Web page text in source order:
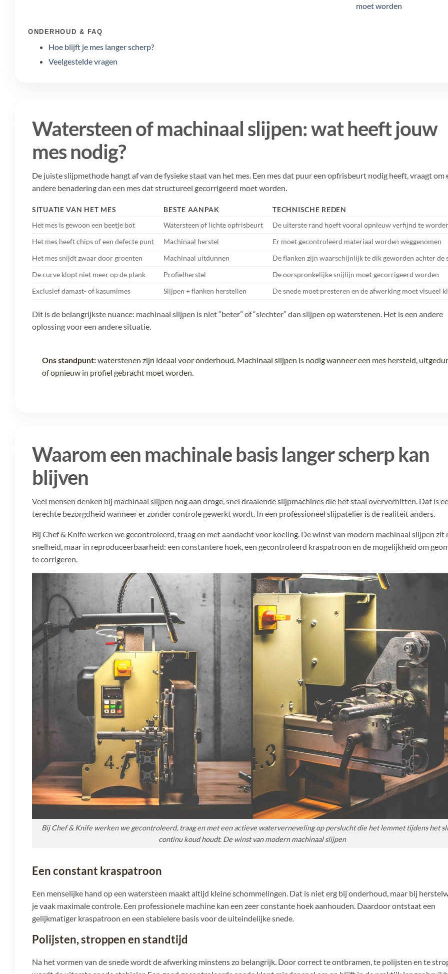
moet worden
ONDERHOUD & FAQ
Hoe blijft je mes langer scherp?
Veelgestelde vragen
Watersteen of machinaal slijpen: wat heeft jouw
mes nodig?
De juiste slijpmethode hangt af van de fysieke staat van het mes. Een mes dat puur een opfrisbeurt nodig heeft, vraagt om
andere benadering dan een mes dat structureel gecorrigeerd moet worden.
SITUATIE VAN HET MES BESTE AANPAK
TECHNISCHE REDEN
Het mes is gewoon een beetje bot
Watersteen of lichte opfrisbeurt
De uiterste rand hoeft vooral opnieuw verfijnd te
Het mes heeft chips of een defecte punt
Machinaal herstel
Er moet gecontroleerd materiaal worden weggenomen
Het mes snijdt zwaar door groenten
Machinaal uitdunnen
De flanken zijn waarschijnlijk te dik geworden achter de
De curve klopt niet meer op de plank
Profielherstel
De oorspronkelijke snijlijn moet gecorrigeerd worden
Exclusief damast- of kasumimes
Slijpen + flanken herstellen De snede moet presteren en de afwerking moet visueel
Dit is de belangrijkste nuance: machinaal slijpen is niet “beter” of “slechter” dan slijpen op waterstenen. Het is een andere
oplossing voor een andere situatie.
Ons standpunt:waterstenen zijn ideaal voor onderhoud. Machinaal slijpen is nodig wanneer een mes hersteld,
of opnieuw in profiel gebracht moet worden.
Waarom een machinale basis langer scherp kan
blijven
Veel mensen denken bij machinaal slijpen nog aan droge, snel draaiende slijpmachines die het staal oververhitten. Dat is
terechte bezorgdheid wanneer er zonder controle gewerkt wordt. In een professioneel slijpatelier is de realiteit anders.
Bij Chef & Knife werken we gecontroleerd, traag en met aandacht voor koeling. De winst van modern machinaal slijpen zit
snelheid, maar in reproduceerbaarheid: een constantere hoek, een gecontroleerd kraspatroon en de mogelijkheid om
te corrigeren.
Bij Chef & Knife werken we gecontroleerd, traag en met een actieve waterverneveling op perslucht die het lemmet tijdens het
continu koud houdt. De winst van modern machinaal slijpen
Een constant kraspatroon
Een menselijke hand op een watersteen maakt altijd kleine schommelingen. Dat is niet erg bij onderhoud, maar bij
je vaak maximale controle. Een professionele machine kan een zeer constante hoek aanhouden. Daardoor ontstaat een
gelijkmatiger kraspatroon en een stabielere basis voor de uiteindelijke snede.
Polijsten, stroppen en standtijd
Na het vormen van de snede wordt de afwerking minstens zo belangrijk. Door correct te ontbramen, te polijsten en te